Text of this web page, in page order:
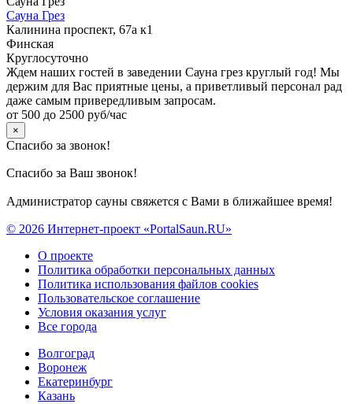
Сауна Грез
Калинина проспект, 67а к1
Финская
Круглосуточно
Ждем наших гостей в заведении Сауна грез круглый год! Мы
держим для Вас приятные цены, а приветливый персонал рад
даже самым привередливым запросам.
от 500 до 2500 руб/час
×
Спасибо за звонок!
Спасибо за Ваш звонок!
Администратор сауны свяжется с Вами в ближайшее время!
© 2026 Интернет-проект «PortalSaun.RU»
О проекте
Политика обработки персональных данных
Политика использования файлов cookies
Пользовательское соглашение
Условия оказания услуг
Все города
Волгоград
Воронеж
Екатеринбург
Казань